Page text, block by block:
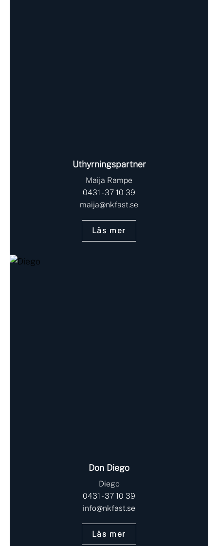
Uthyrningspartner
Maija Rampe
0431 - 37 10 39
maija@nkfast.se
Läs mer
Don Diego
Diego
0431 - 37 10 39
info@nkfast.se
Läs mer